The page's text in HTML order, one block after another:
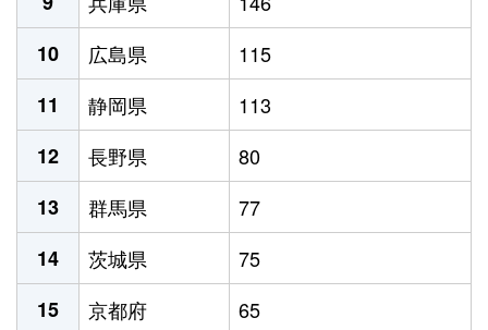
10
広島県
115
11
静岡県
113
12
長野県
80
13
群馬県
77
14
茨城県
75
15
京都府
65